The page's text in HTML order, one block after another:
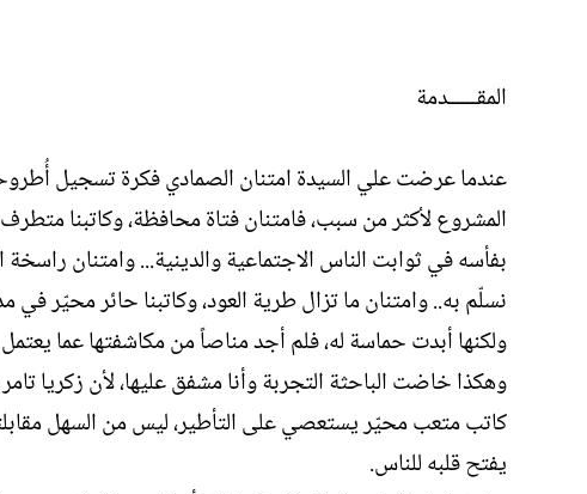
المقــــــدمة
عندما عرضت علي السيدة امتنان الصمادي فكرة تسجيل
المشروع لأكثر من سبب، فامتنان فتاة محافظة، وكاتبنا
بفأسه في ثوابت الناس الاجتماعية والدينية... وامتنان راسخة
نسلّم به.. وامتنان ما تزال طرية العود، وكاتبنا حائر محيّر
ولكنها أبدت حماسة له، فلم أجد مناصاً من مكاشفتها عما
وهكذا خاضت الباحثة التجربة وأنا مشفق عليها، لأن زكريا
كاتب متعب محيّر يستعصي على التأطير، ليس من السهل
يفتح قلبه للناس.